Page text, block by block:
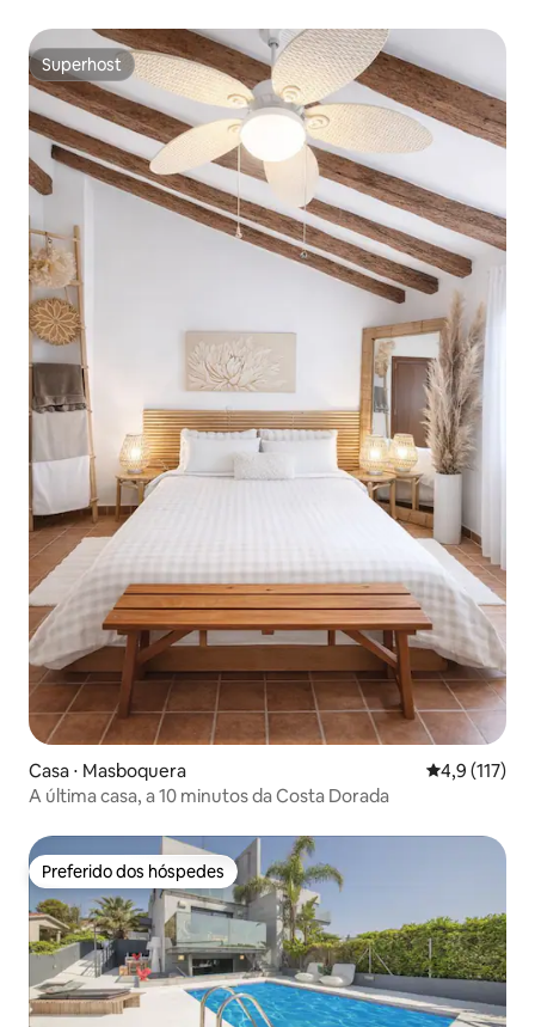
Superhost
Superhost
Casa ⋅ Masboquera 4,9 de uma
4,9 (117)
A última casa, a 10 minutos da Costa Dorada
Preferido dos hóspedes
Preferido dos hóspedes